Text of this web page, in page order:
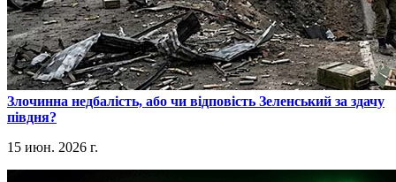
​Злочинна недбалість, або чи відповість Зеленський за здачу
півдня?
15 июн. 2026 г.